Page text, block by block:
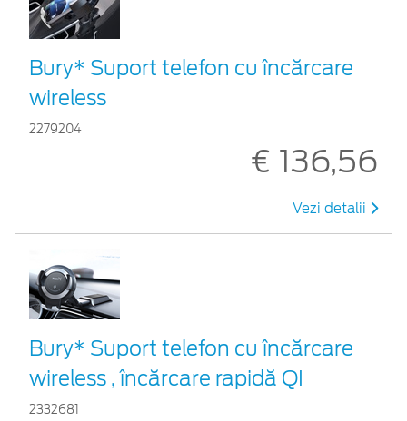
Bury* Suport telefon cu încărcare
wireless
2279204
€ 136,56
Vezi detalii
Bury* Suport telefon cu încărcare
wireless , încărcare rapidă QI
2332681